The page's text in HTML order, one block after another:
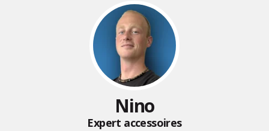
Nino
Expert accessoires